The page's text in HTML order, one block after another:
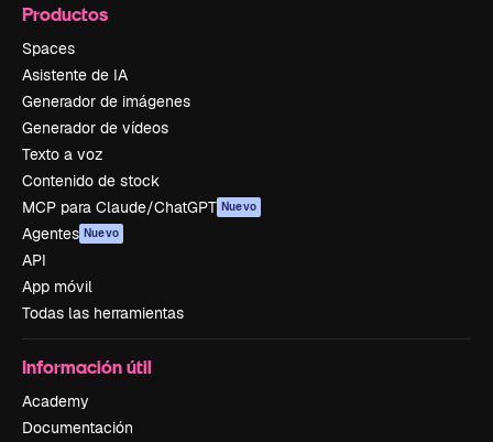
Productos
Spaces
Asistente de IA
Generador de imágenes
Generador de vídeos
Texto a voz
Contenido de stock
MCP para Claude/ChatGPT Nuevo
Agentes Nuevo
API
App móvil
Todas las herramientas
Información útil
Academy
Documentación